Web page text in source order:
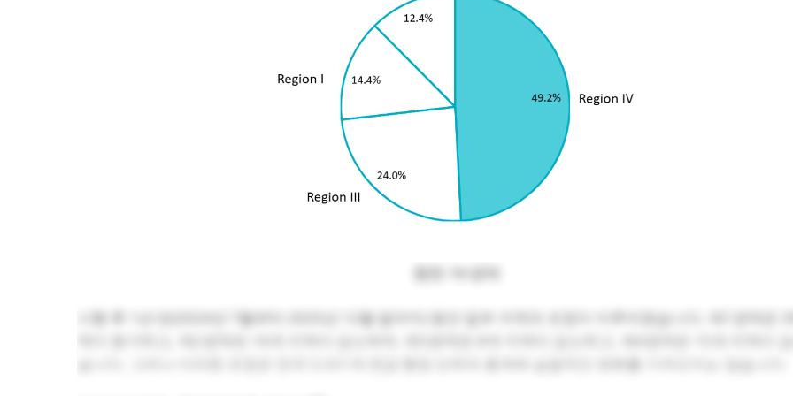
원천: Vn경제
시행 후 1년 반(2024년 7월부터 2025년 12월 말까지) 동안 일부 지역의 조정이 이루어졌습니다. 제1권역은